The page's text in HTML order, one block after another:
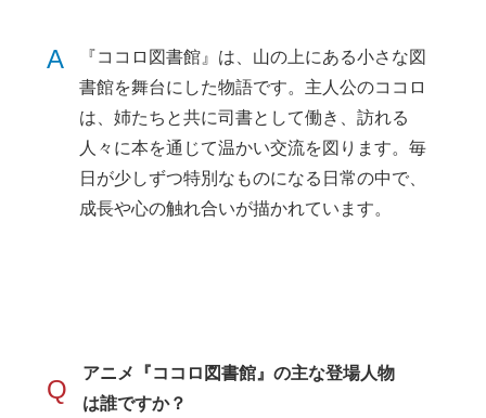
A
『ココロ図書館』は、山の上にある小さな図
書館を舞台にした物語です。主人公のココロ
は、姉たちと共に司書として働き、訪れる
人々に本を通じて温かい交流を図ります。毎
日が少しずつ特別なものになる日常の中で、
成長や心の触れ合いが描かれています。
Q
アニメ『ココロ図書館』の主な登場人物
は誰ですか？